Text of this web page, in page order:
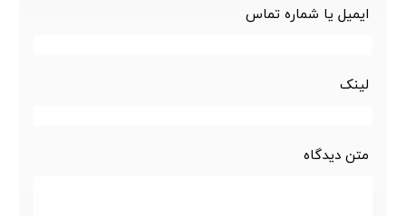
ایمیل یا شماره تماس
لینک
متن دیدگاه